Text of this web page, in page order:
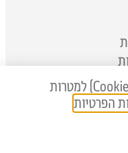
אתר זה משתמש בעוגיות (Cookies) למטרות
הפרטיות